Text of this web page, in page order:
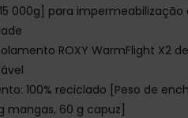
000g] para impermeabilização
ROXY WarmFlight X2
100% reciclado [Peso de
mangas, 60 g capuz]